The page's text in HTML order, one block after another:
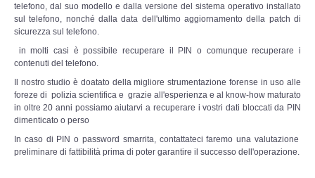
Indagini Smartphone,Tablet
Copia/Acquisizione Forense
Bonifiche Digitali
Forensics Readiness
Incident Response
telefono, dal suo modello e dalla versione del sistema operativo installato
sul telefono, nonché dalla data dell'ultimo aggiornamento della patch di
sicurezza sul telefono.
in molti casi è possibile recuperare il PIN o comunque recuperare i
contenuti del telefono.
Il nostro studio è doatato della migliore strumentazione forense in uso alle
foreze di polizia scientifica e grazie all'esperienza e al know-how maturato
in oltre 20 anni possiamo aiutarvi a recuperare i vostri dati bloccati da PIN
dimenticato o perso
In caso di PIN o password smarrita, contattateci faremo una valutazione
preliminare di fattibilità prima di poter garantire il successo dell'operazione.